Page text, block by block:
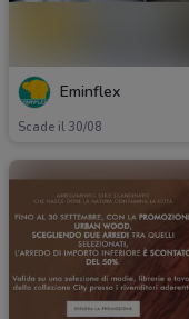
Eminflex
Scade il 30/08